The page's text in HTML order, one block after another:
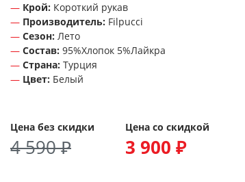
Крой: Короткий рукав
Производитель: Filpucci
Сезон: Лето
Состав: 95%Хлопок 5%Лайкра
Страна: Турция
Цвет: Белый
Цена без скидки
4 590 ₽
Цена со скидкой
3 900 ₽